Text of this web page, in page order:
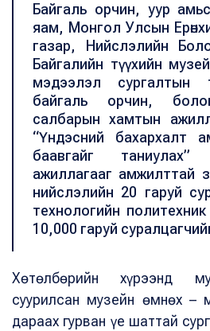
Байгаль орчин, уур
яам, Монгол Улсын
газар, Нийслэлийн
Байгалийн түүхийн
мэдээлэл сургалтын
байгаль орчин,
салбарын хамтын
“Үндэсний бахархалт
баавгайг
ажиллагааг амжилттай
нийслэлийн 20 гаруй
технологийн
10,000 гаруй
Хөтөлбөрийн хүрээнд
суурилсан музейн өмнөх –
дараах гурван үе шаттай